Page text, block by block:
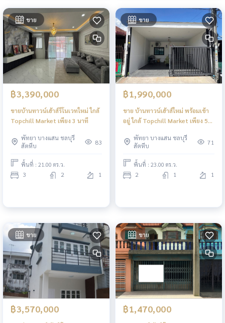
ขาย
฿3,390,000
ขายบ้านทาวน์เฮ้าส์รีโนเวทใหม่ ใกล้
Topchill Market เพียง 3 นาที
พัทยา บางแสน ชลบุรี
สัตหีบ
83
พื้นที่ : 21.00 ตร.ว.
3 2 1
ขาย
฿1,990,000
ขาย บ้านทาวน์เฮ้าส์ใหม่ พร้อมเข้า
อยู่ ใกล้ Topchill Market เพียง 5
พัทยา บางแสน ชลบุรี
สัตหีบ
71
พื้นที่ : 23.00 ตร.ว.
2 1 1
ขาย
฿3,570,000
ขาย
฿1,470,000